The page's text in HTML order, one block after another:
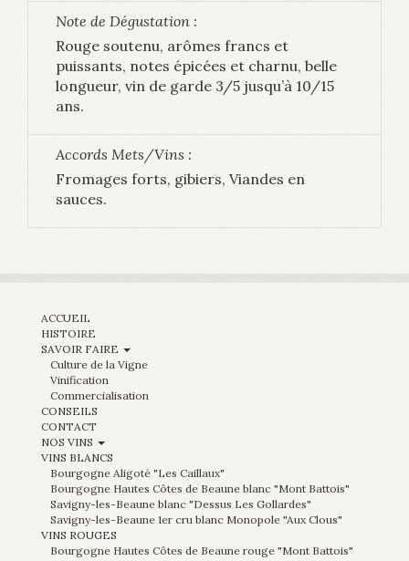
Note de Dégustation :
Rouge soutenu, arômes francs et
puissants, notes épicées et charnu, belle
longueur, vin de garde 3/5 jusqu’à 10/15
ans.
Accords Mets/Vins :
Fromages forts, gibiers, Viandes en
sauces.
ACCUEIL
HISTOIRE
SAVOIR FAIRE
Culture de la Vigne
Vinification
Commercialisation
CONSEILS
CONTACT
NOS VINS
VINS BLANCS
Bourgogne Aligoté "Les Caillaux"
Bourgogne Hautes Côtes de Beaune blanc "Mont Battois"
Savigny-les-Beaune blanc "Dessus Les Gollardes"
Savigny-les-Beaune 1er cru blanc Monopole "Aux Clous"
VINS ROUGES
Bourgogne Hautes Côtes de Beaune rouge "Mont Battois"